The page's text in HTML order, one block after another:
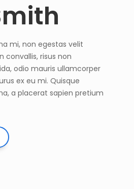
mi, non egestas velit
convallis, risus non
odio mauris ullamcorper
ex eu mi. Quisque
a placerat sapien pretium